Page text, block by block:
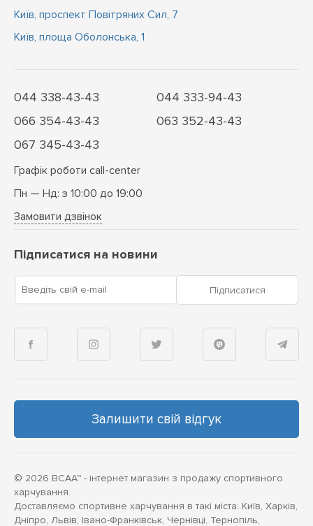
Київ, проспект Повітряних Сил, 7
Київ, площа Оболонська, 1
044 338-43-43
044 333-94-43
066 354-43-43
063 352-43-43
067 345-43-43
Графік роботи call-center
Пн — Нд: з 10:00 до 19:00
Замовити дзвінок
Підписатися на новини
Введіть свій e-mail Підписатися
Залишити свій відгук
© 2026 BCAA™ - інтернет магазин з продажу спортивного
харчування.
Доставляємо спортивне харчування в такі міста: Київ, Харків,
Дніпро, Львів, Івано-Франківськ, Чернівці, Тернопіль,